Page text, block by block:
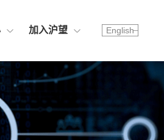
加入沪望 English